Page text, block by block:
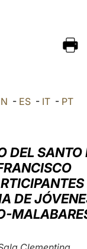
- ES- IT- PT
DEL SANTO
DE